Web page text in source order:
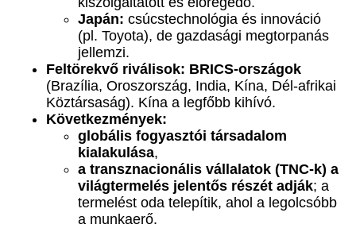
Japán: csúcstechnológia és innováció
(pl. Toyota), de gazdasági megtorpanás
jellemzi.
Feltörekvő riválisok: BRICS-országok
(Brazília, Oroszország, India, Kína, Dél-afrikai
Köztársaság). Kína a legfőbb kihívó.
Következmények:
globális fogyasztói társadalom
kialakulása,
a transznacionális vállalatok (TNC-k) a
világtermelés jelentős részét adják; a
termelést oda telepítik, ahol a legolcsóbb
a munkaerő.